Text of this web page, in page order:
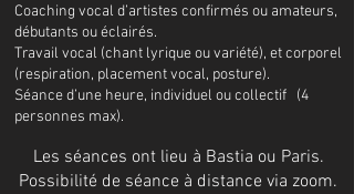
Coaching vocal d’artistes confirmés ou amateurs,
débutants ou éclairés.
Travail vocal (chant lyrique ou variété), et corporel
(respiration, placement vocal, posture).
Séance d’une heure, individuel ou collectif (4
personnes max).
Les séances ont lieu à Bastia ou Paris.
Possibilité de séance à distance via zoom.